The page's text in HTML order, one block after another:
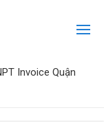
Invoice Quận